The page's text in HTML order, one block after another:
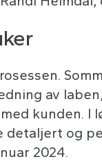
av
kunden. I
detaljert og
2024.